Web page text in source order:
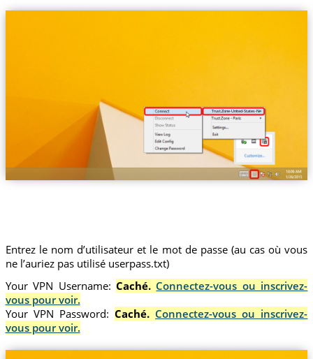
Trust.Zone-United-States-New-Jersey
Entrez le nom d’utilisateur et le mot de passe (au cas où vous
ne l’auriez pas utilisé userpass.txt)
Your VPN Username: Caché. Connectez-vous ou inscrivez-
vous pour voir.
Your VPN Password: Caché. Connectez-vous ou inscrivez-
vous pour voir.